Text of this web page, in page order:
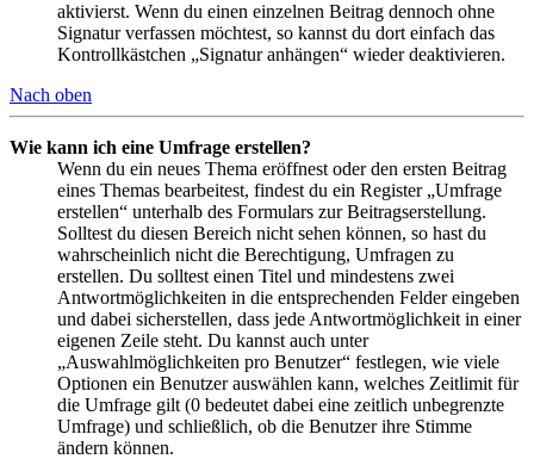
aktivierst. Wenn du einen einzelnen Beitrag dennoch ohne
Signatur verfassen möchtest, so kannst du dort einfach das
Kontrollkästchen „Signatur anhängen“ wieder deaktivieren.
Nach oben
Wie kann ich eine Umfrage erstellen?
Wenn du ein neues Thema eröffnest oder den ersten Beitrag
eines Themas bearbeitest, findest du ein Register „Umfrage
erstellen“ unterhalb des Formulars zur Beitragserstellung.
Solltest du diesen Bereich nicht sehen können, so hast du
wahrscheinlich nicht die Berechtigung, Umfragen zu
erstellen. Du solltest einen Titel und mindestens zwei
Antwortmöglichkeiten in die entsprechenden Felder eingeben
und dabei sicherstellen, dass jede Antwortmöglichkeit in einer
eigenen Zeile steht. Du kannst auch unter
„Auswahlmöglichkeiten pro Benutzer“ festlegen, wie viele
Optionen ein Benutzer auswählen kann, welches Zeitlimit für
die Umfrage gilt (0 bedeutet dabei eine zeitlich unbegrenzte
Umfrage) und schließlich, ob die Benutzer ihre Stimme
ändern können.